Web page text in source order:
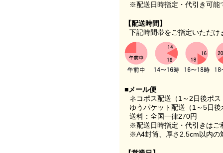
※配送日時指定・代引き可能
【配送時間】
下記時間帯をご指定いただけ
■メール便
ネコポス配送（1～2日後ポ
ゆうパケット配送（1～5日
送料：全国一律270円
※配送日時指定・代引きはご
※A4封筒、厚さ2.5cm以内の